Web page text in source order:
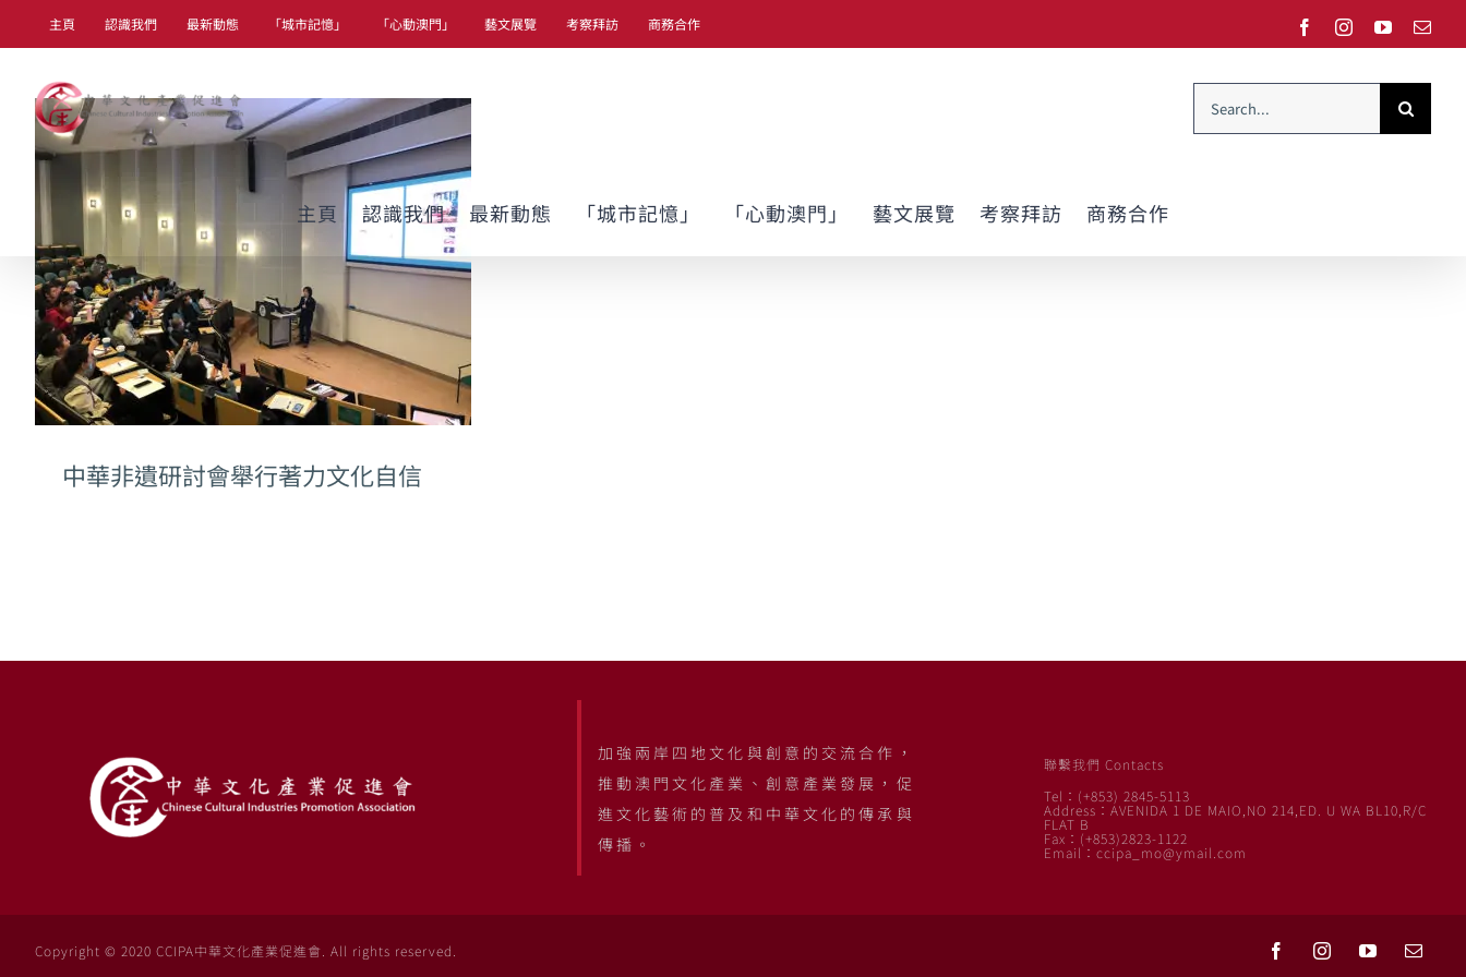
to
content
主頁 認識我們 最新動態 「城市記憶」 「心動澳門」 藝文展覽 考察拜訪 商務合作 FacebookInstagramYouTube
Search
for:
主頁 認識我們 最新動態 「城市記憶」 「心動澳門」 藝文展覽 考察拜訪 商務合作
中華非遺研討會舉行著力文化自信
加強兩岸四地文化與創意的交流合作，
推動澳門文化產業、創意產業發展，促
進文化藝術的普及和中華文化的傳承與
傳播。
聯繫我們 Contacts
Tel：(+853) 2845-5113
Address：AVENIDA 1 DE MAIO,NO 214,ED. U WA BL10,R/C
FLAT B
Fax：(+853)2823-1122
Email：ccipa_mo@ymail.com
Copyright © 2020 CCIPA中華文化產業促進會. All rights reserved.